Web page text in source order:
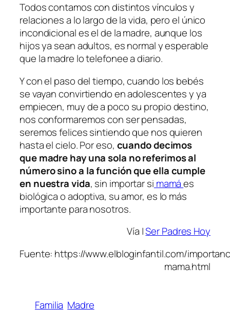
Todos contamos con distintos vínculos y
relaciones a lo largo de la vida, pero el único
incondicional es el de la madre, aunque los
hijos ya sean adultos, es normal y esperable
que la madre lo telefonee a diario.
Y con el paso del tiempo, cuando los bebés
se vayan convirtiendo en adolescentes y ya
empiecen, muy de a poco su propio destino,
nos conformaremos con ser pensadas,
seremos felices sintiendo que nos quieren
hasta el cielo. Por eso, cuando decimos
que madre hay una sola no referimos al
número sino a la función que ella cumple
en nuestra vida, sin importar si mamáes
biológica o adoptiva, su amor, es lo más
importante para nosotros.
Vía |Ser Padres Hoy
Fuente: https://www.elbloginfantil.com/
mama.html
Familia Madre